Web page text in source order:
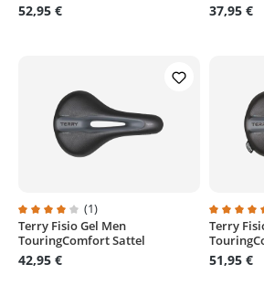
52,95 € 37,95 €
Durchschnittliche Bewertung von 4 von
(1)
Terry Fisio Gel Men
TouringComfort Sattel
42,95 €
Terry
51,95 €